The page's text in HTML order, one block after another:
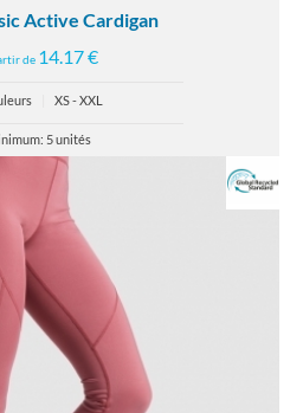
Active Cardigan
de 14.17 €
XS - XXL
5 unités